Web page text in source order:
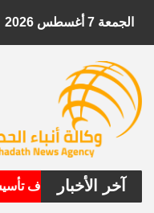
الجمعة 7 أغسطس 2026
آخر الأخبار
الأمريكية تستهدف